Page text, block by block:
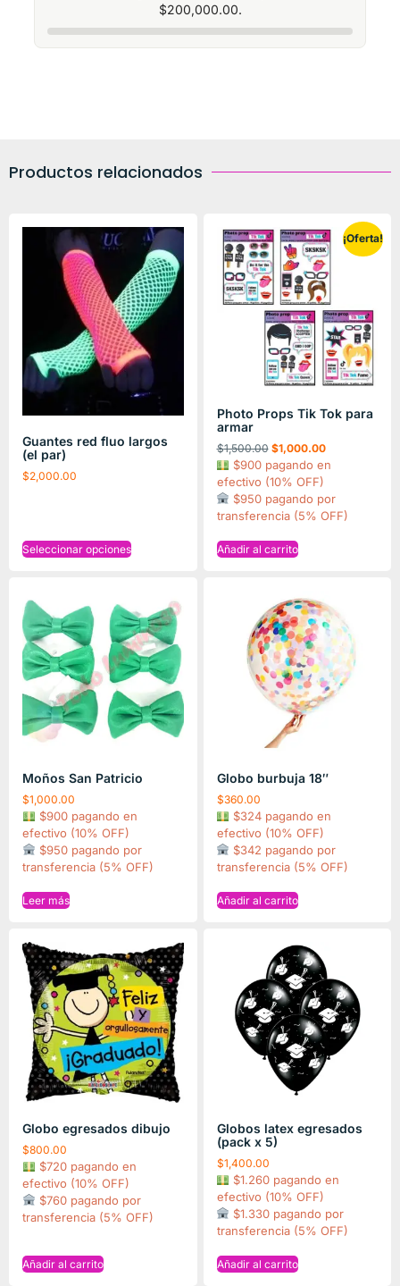
$200,000.00.
Productos relacionados
Guantes red fluo largos
(el par)
$2,000.00
Seleccionar opciones
¡Oferta!
Photo Props Tik Tok para
armar
$1,500.00 $1,000.00
$900 pagando en
efectivo (10% OFF)
$950 pagando por
transferencia (5% OFF)
Añadir al carrito
Moños San Patricio
$1,000.00
$900 pagando en
efectivo (10% OFF)
$950 pagando por
transferencia (5% OFF)
Leer más
Globo burbuja 18″
$360.00
$324 pagando en
efectivo (10% OFF)
$342 pagando por
transferencia (5% OFF)
Añadir al carrito
Globo egresados dibujo
$800.00
$720 pagando en
efectivo (10% OFF)
$760 pagando por
transferencia (5% OFF)
Añadir al carrito
Globos latex egresados
(pack x 5)
$1,400.00
$1.260 pagando en
efectivo (10% OFF)
$1.330 pagando por
transferencia (5% OFF)
Añadir al carrito